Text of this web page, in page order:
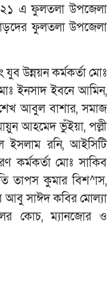
এ ফুলতলা উপজেলা
ফুলতলা উপজেলা
উন্নয়ন কর্মকর্তা মোঃ
ইনসাদ ইবনে আমিন,
আবুল বাশার, সমাজ
আহমেদ ভুঁইয়া, পল্লী
ইসলাম রনি, আইসিটি
কর্মকর্তা মোঃ সাকিব
তাপস কুমার বিশ^াস,
আবু সাঈদ কবির মোল্যা
কোচ, ম্যানজোর ও